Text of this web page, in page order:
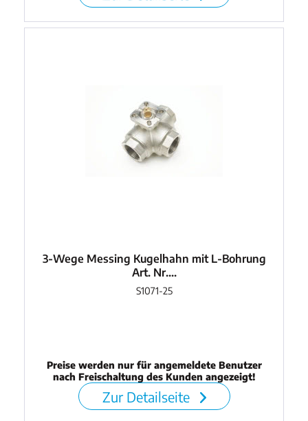
3-Wege Messing Kugelhahn mit L-Bohrung
Art. Nr....
S1071-25
Preise werden nur für angemeldete Benutzer
nach Freischaltung des Kunden angezeigt!
Zur Detailseite